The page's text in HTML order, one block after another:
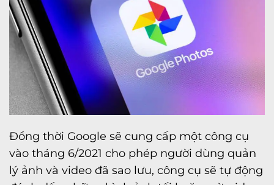
Đồng thời Google sẽ cung cấp một công cụ
vào tháng 6/2021 cho phép người dùng quản
lý ảnh và video đã sao lưu, công cụ sẽ tự động